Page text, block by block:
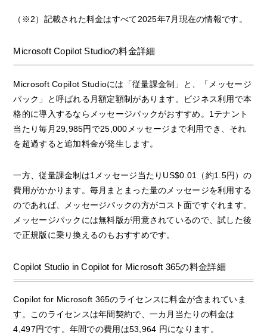
（※2）記載された料金はすべて2025年7月現在の情報です。
Microsoft Copilot Studioの料金詳細
Microsoft Copilot Studioには「従量課金制」と、「メッセージ
パック」と呼ばれる月額定額制があります。ビジネス利用で本
格的に導入するならメッセージパックがおすすめ。1テナント
当たり毎月29,985円で25,000メッセージまで利用でき、それ
を超過すると追加料金が発生します。
一方、従量課金制は1メッセージ当たりUS$0.01（約1.5円）の
費用がかかります。毎月まとまった量のメッセージを利用する
のであれば、メッセージパックの方がコスト面ですぐれます。
メッセージパックには無料版が用意されているので、試した後
で正規版に乗り換えるのもおすすめです。
Copilot Studio in Copilot for Microsoft 365の料金詳細
Copilot for Microsoft 365のライセンスに料金が含まれていま
す。このライセンスは年間契約で、一カ月当たりの料金は
4,497円です。年間での費用は53,964 円になります。